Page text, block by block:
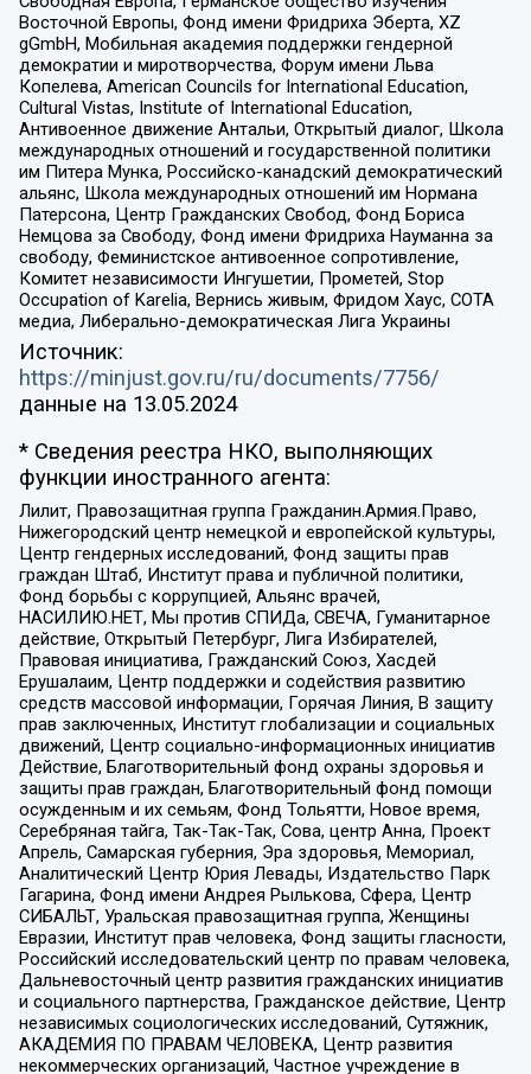
Восточной Европы, Фонд имени Фридриха Эберта, XZ
gGmbH, Мобильная академия поддержки гендерной
демократии и миротворчества, Форум имени Льва
Копелева, American Councils for International Education,
Cultural Vistas, Institute of International Education,
Антивоенное движение Антальи, Открытый диалог, Школа
международных отношений и государственной политики
им Питера Мунка, Российско-канадский демократический
альянс, Школа международных отношений им Нормана
Патерсона, Центр Гражданских Свобод, Фонд Бориса
Немцова за Свободу, Фонд имени Фридриха Науманна за
свободу, Феминистское антивоенное сопротивление,
Комитет независимости Ингушетии, Прометей, Stop
Occupation of Karelia, Вернись живым, Фридом Хаус, СОТА
медиа, Либерально-демократическая Лига Украины
Источник:
https://minjust.gov.ru/ru/documents/7756/
данные на 13.05.2024
* Сведения реестра НКО, выполняющих
функции иностранного агента:
Лилит, Правозащитная группа Гражданин.Армия.Право,
Нижегородский центр немецкой и европейской культуры,
Центр гендерных исследований, Фонд защиты прав
граждан Штаб, Институт права и публичной политики,
Фонд борьбы с коррупцией, Альянс врачей,
НАСИЛИЮ.НЕТ, Мы против СПИДа, СВЕЧА, Гуманитарное
действие, Открытый Петербург, Лига Избирателей,
Правовая инициатива, Гражданский Союз, Хасдей
Ерушалаим, Центр поддержки и содействия развитию
средств массовой информации, Горячая Линия, В защиту
прав заключенных, Институт глобализации и социальных
движений, Центр социально-информационных инициатив
Действие, Благотворительный фонд охраны здоровья и
защиты прав граждан, Благотворительный фонд помощи
осужденным и их семьям, Фонд Тольятти, Новое время,
Серебряная тайга, Так-Так-Так, Сова, центр Анна, Проект
Апрель, Самарская губерния, Эра здоровья, Мемориал,
Аналитический Центр Юрия Левады, Издательство Парк
Гагарина, Фонд имени Андрея Рылькова, Сфера, Центр
СИБАЛЬТ, Уральская правозащитная группа, Женщины
Евразии, Институт прав человека, Фонд защиты гласности,
Российский исследовательский центр по правам человека,
Дальневосточный центр развития гражданских инициатив
и социального партнерства, Гражданское действие, Центр
независимых социологических исследований, Сутяжник,
АКАДЕМИЯ ПО ПРАВАМ ЧЕЛОВЕКА, Центр развития
некоммерческих организаций, Частное учреждение в